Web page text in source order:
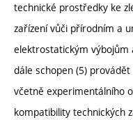
technické prostředky ke
zařízení vůči přírodním a
elektrostatickým výbojům
dále schopen (5)
včetně experimentálního
kompatibility technických